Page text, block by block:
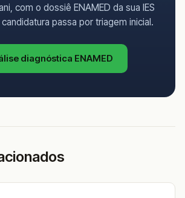
com o dossiê ENAMED da sua IES
passa por triagem inicial.
diagnóstica ENAMED